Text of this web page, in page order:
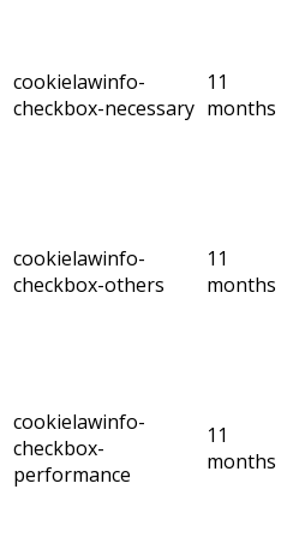
cookielawinfo-
checkbox-necessary
11
months
cookielawinfo-
checkbox-others
11
months
cookielawinfo-
checkbox-
performance
11
months